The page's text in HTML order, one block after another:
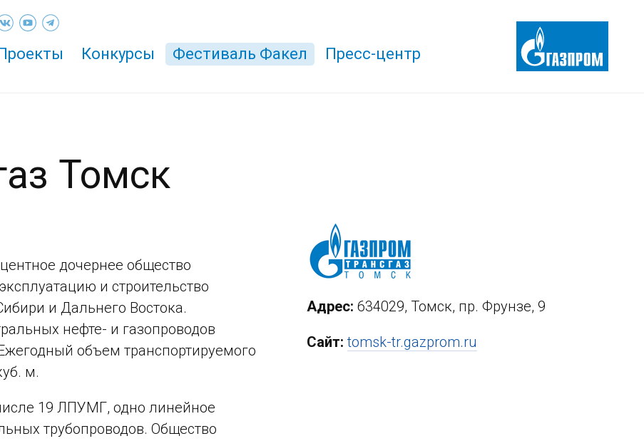
Конкурсы Фестиваль Факел Пресс-центр
Томск
дочернее общество
и строительство
и Дальнего Востока.
нефте- и газопроводов
объем транспортируемого
м.
19 ЛПУМГ, одно линейное
трубопроводов. Общество
Адрес: 634029, Томск, пр. Фрунзе, 9
Сайт:tomsk-tr.gazprom.ru